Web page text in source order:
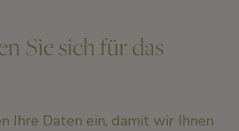
Sie sich für das
Ihre Daten ein, damit wir Ihnen